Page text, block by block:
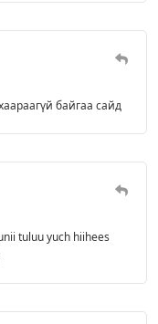
байгаа сайд
tuluu yuch hiihees